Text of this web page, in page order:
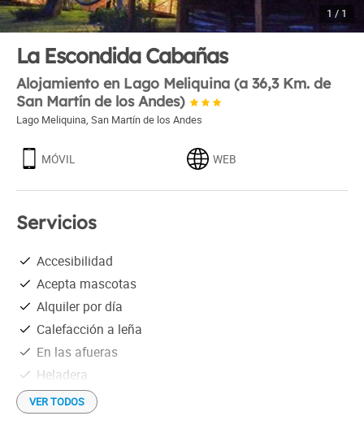
1 / 1
La Escondida Cabañas
Alojamiento en Lago Meliquina (a 36,3 Km. de
San Martín de los Andes)
Lago Meliquina, San Martín de los Andes
MÓVIL WEB
Servicios
Accesibilidad
Acepta mascotas
Alquiler por día
Calefacción a leña
En las afueras
Heladera
Parrilla individual
Radiadores
VER TODOS